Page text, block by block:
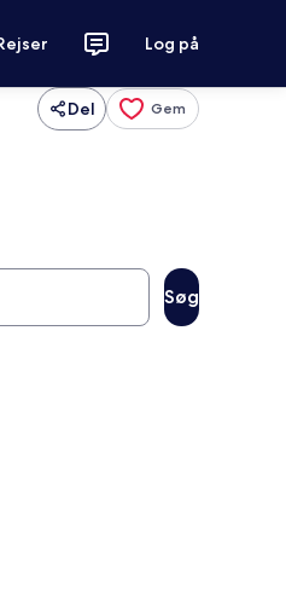
Log på
Del Gem
Søg